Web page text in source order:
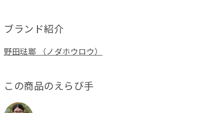
ブランド紹介
野田琺瑯 （ノダホウロウ）
この商品のえらび手